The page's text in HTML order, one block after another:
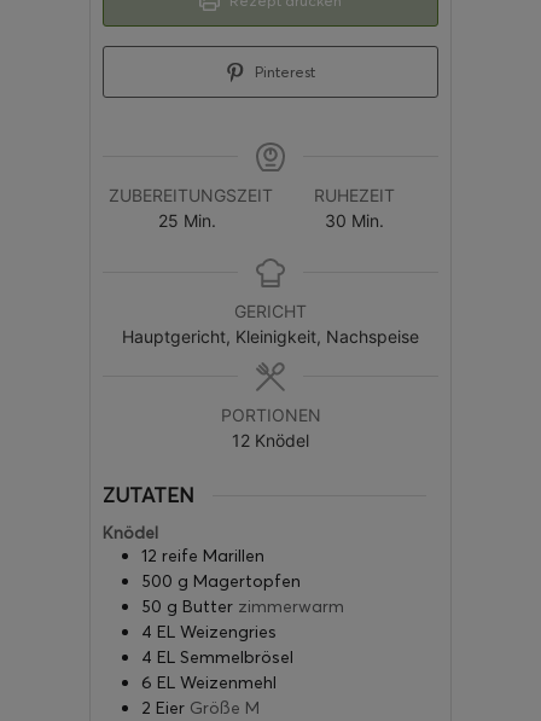
Pinterest
ZUBEREITUNGSZEIT
25 Min.
RUHEZEIT
30 Min.
GERICHT
Hauptgericht, Kleinigkeit, Nachspeise
PORTIONEN
12 Knödel
ZUTATEN
Knödel
12 reife Marillen
500 g Magertopfen
50 g Butter zimmerwarm
4 EL Weizengries
4 EL Semmelbrösel
6 EL Weizenmehl
2 Eier Größe M